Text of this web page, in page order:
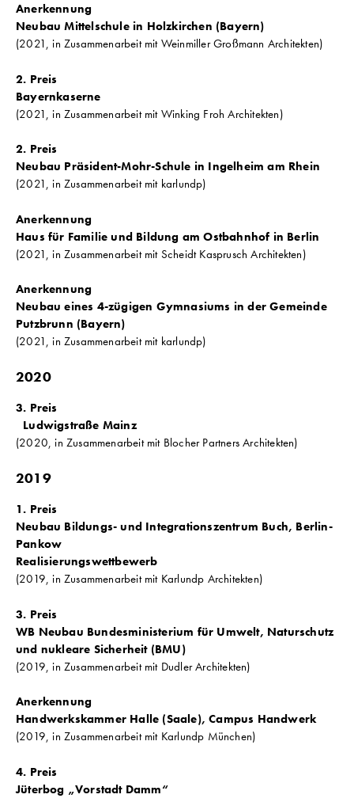
Anerkennung
Neubau Mittelschule in Holzkirchen (Bayern)
(2021, in Zusammenarbeit mit Weinmiller Großmann Architekten)
2. Preis
Bayernkaserne
(2021, in Zusammenarbeit mit Winking Froh Architekten)
2. Preis
Neubau Präsident-Mohr-Schule in Ingelheim am Rhein
(2021, in Zusammenarbeit mit karlundp)
Anerkennung
Haus für Familie und Bildung am Ostbahnhof in Berlin
(2021, in Zusammenarbeit mit Scheidt Kasprusch Architekten)
Anerkennung
Neubau eines 4-zügigen Gymnasiums in der Gemeinde
Putzbrunn (Bayern)
(2021, in Zusammenarbeit mit karlundp)
2020
3. Preis
Ludwigstraße Mainz
(2020, in Zusammenarbeit mit Blocher Partners Architekten)
2019
1. Preis
Neubau Bildungs- und Integrationszentrum Buch, Berlin-
Pankow
Realisierungswettbewerb
(2019, in Zusammenarbeit mit Karlundp Architekten)
3. Preis
WB Neubau Bundesministerium für Umwelt, Naturschutz
und nukleare Sicherheit (BMU)
(2019, in Zusammenarbeit mit Dudler Architekten)
Anerkennung
Handwerkskammer Halle (Saale), Campus Handwerk
(2019, in Zusammenarbeit mit Karlundp München)
4. Preis
Jüterbog „Vorstadt Damm“